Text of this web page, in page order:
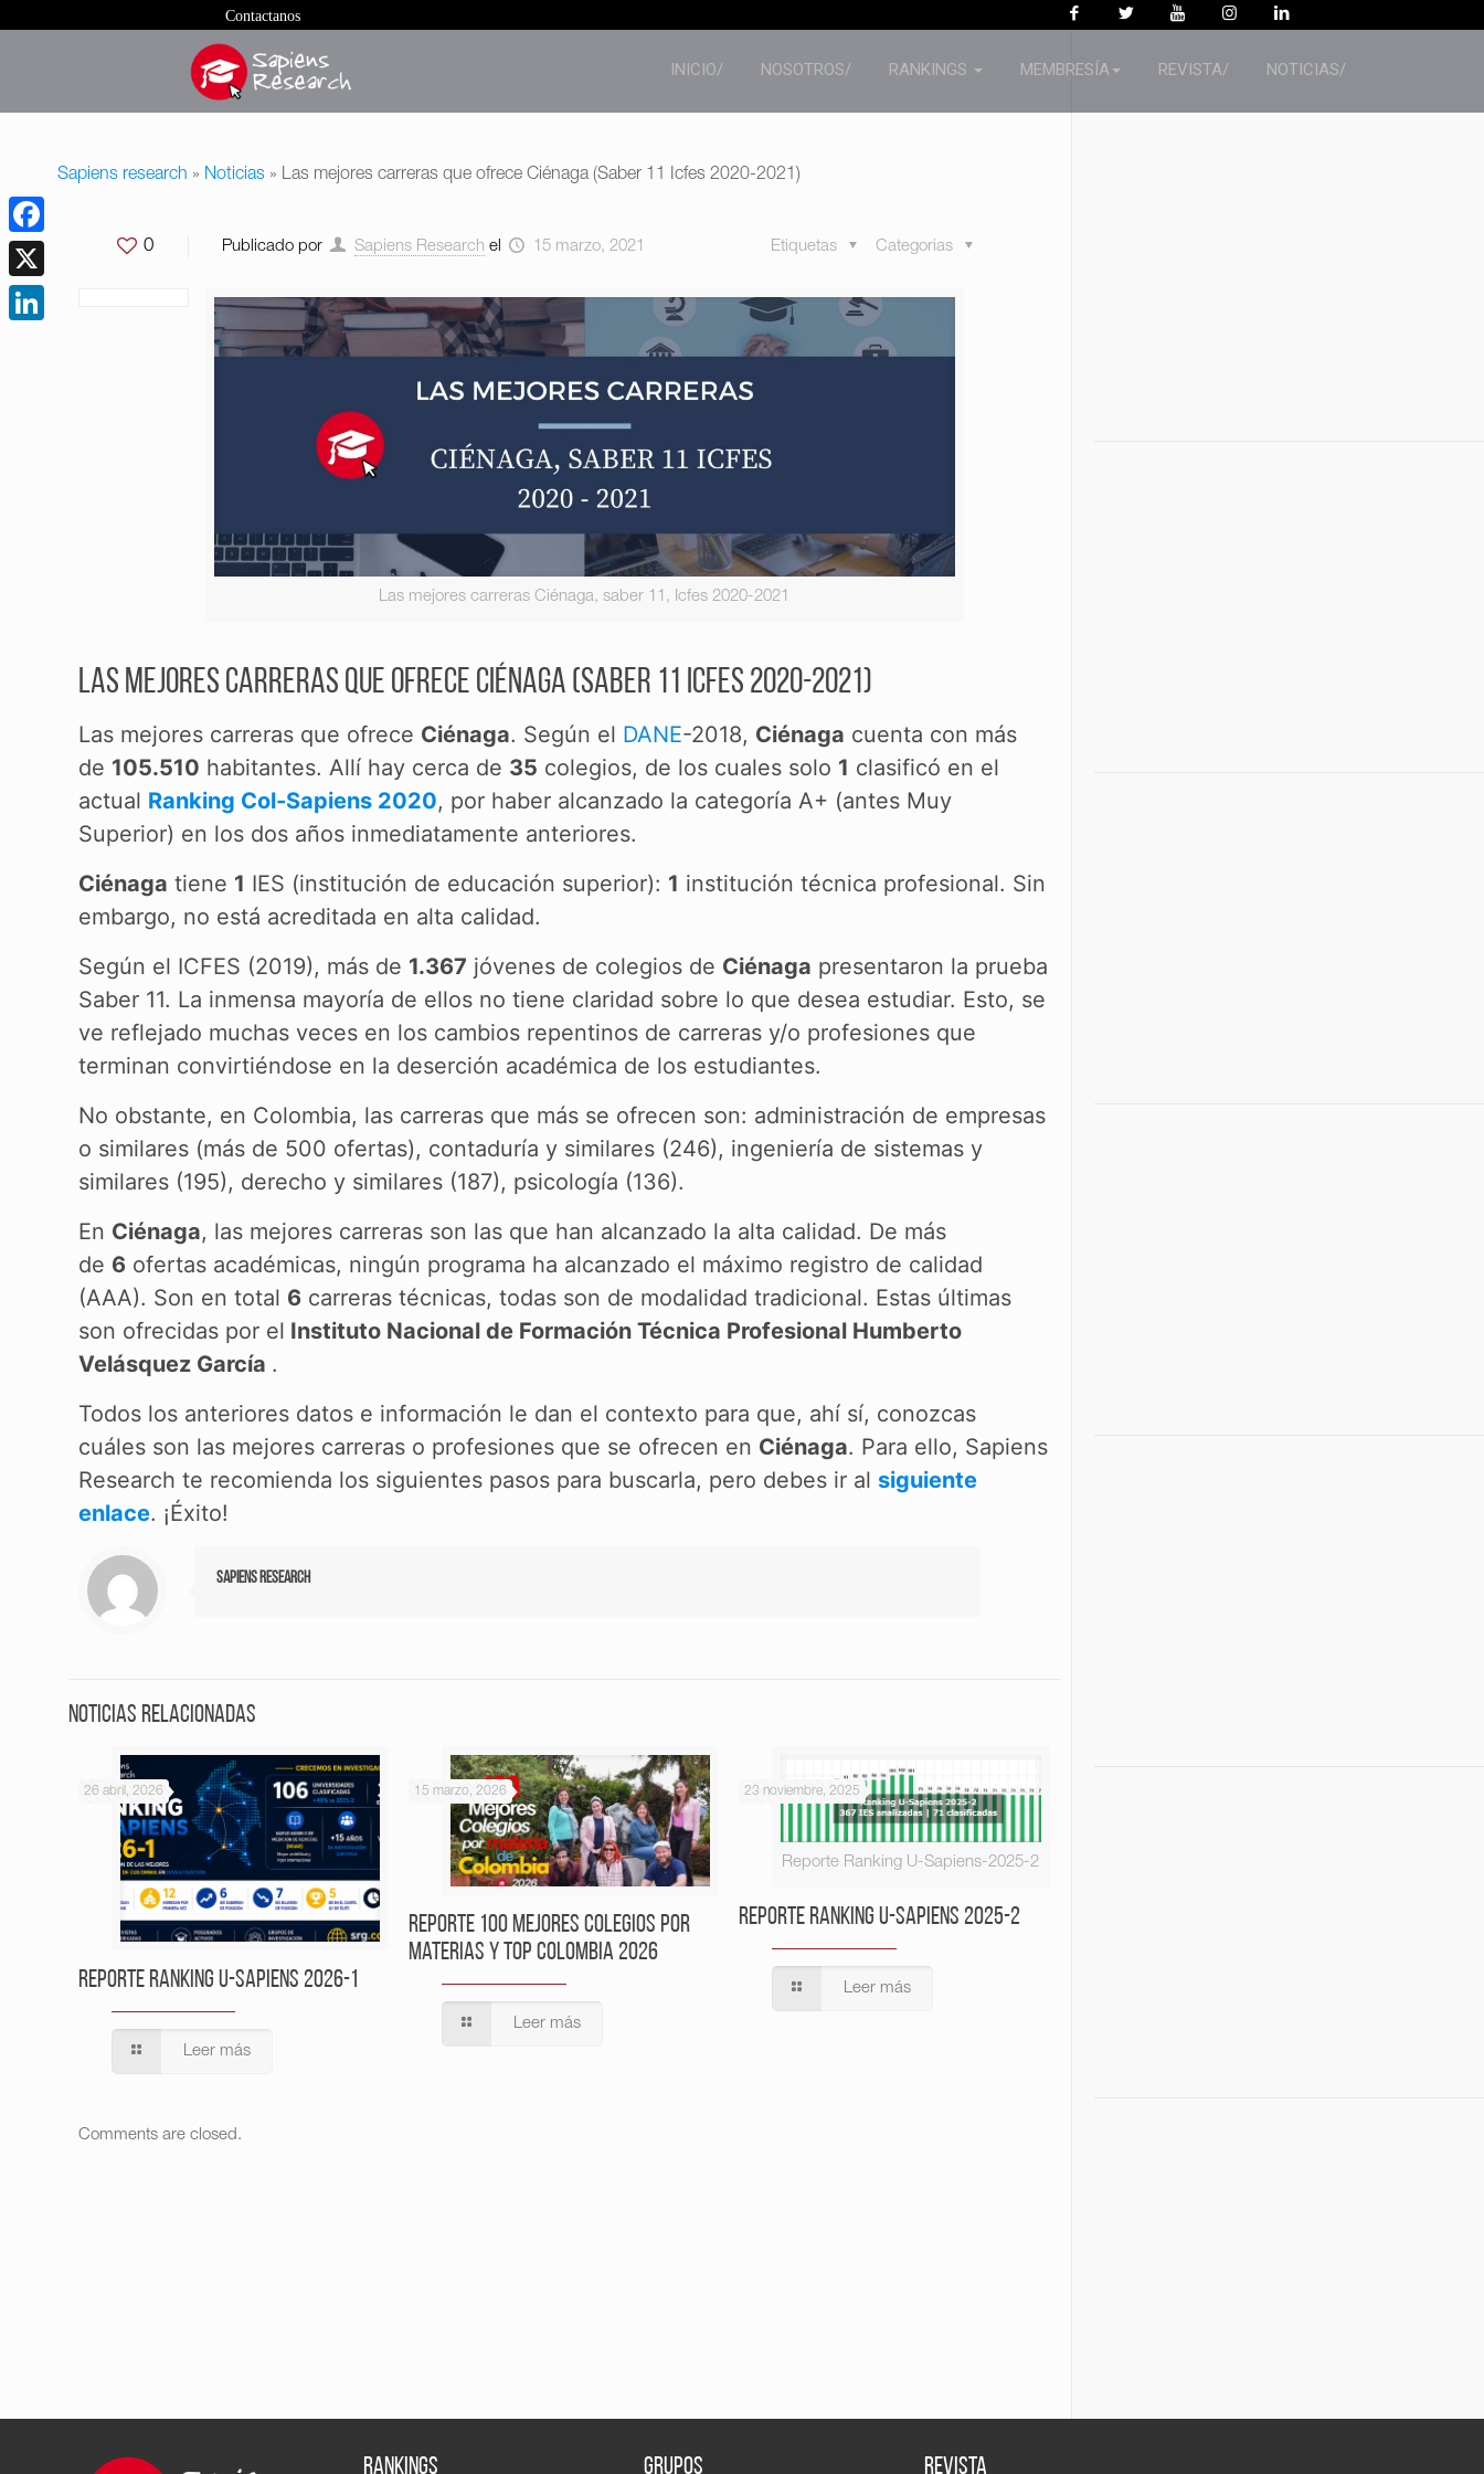
Contactanos
INICIO/ NOSOTROS/ RANKINGS MEMBRESÍA REVISTA/ NOTICIAS/
Sapiens research » Noticias » Las mejores carreras que ofrece Ciénaga (Saber 11 Icfes 2020-2021)
0 Publicado por Sapiens Research el 15 marzo, 2021 Categorias
Etiquetas
Las mejores carreras Ciénaga, saber 11, Icfes 2020-2021
Las mejores carreras que ofrece Ciénaga (Saber 11 Icfes 2020-2021)
Las mejores carreras que ofrece Ciénaga. Según el DANE-2018, Ciénaga cuenta con más
de 105.510 habitantes. Allí hay cerca de 35 colegios, de los cuales solo 1 clasificó en el
actual Ranking Col-Sapiens 2020, por haber alcanzado la categoría A+ (antes Muy
Superior) en los dos años inmediatamente anteriores.
Ciénaga tiene 1 IES (institución de educación superior): 1 institución técnica profesional. Sin
embargo, no está acreditada en alta calidad.
Según el ICFES (2019), más de 1.367 jóvenes de colegios de Ciénaga presentaron la prueba
Saber 11. La inmensa mayoría de ellos no tiene claridad sobre lo que desea estudiar. Esto, se
ve reflejado muchas veces en los cambios repentinos de carreras y/o profesiones que
terminan convirtiéndose en la deserción académica de los estudiantes.
No obstante, en Colombia, las carreras que más se ofrecen son: administración de empresas
o similares (más de 500 ofertas), contaduría y similares (246), ingeniería de sistemas y
similares (195), derecho y similares (187), psicología (136).
En Ciénaga, las mejores carreras son las que han alcanzado la alta calidad. De más
de 6 ofertas académicas, ningún programa ha alcanzado el máximo registro de calidad
(AAA). Son en total 6 carreras técnicas, todas son de modalidad tradicional. Estas últimas
son ofrecidas por el Instituto Nacional de Formación Técnica Profesional Humberto
Velásquez García .
Todos los anteriores datos e información le dan el contexto para que, ahí sí, conozcas
cuáles son las mejores carreras o profesiones que se ofrecen en Ciénaga. Para ello, Sapiens
Research te recomienda los siguientes pasos para buscarla, pero debes ir al siguiente
enlace. ¡Éxito!
Sapiens Research
Noticias relacionadas
26 abril, 2026
Reporte Ranking U-Sapiens 2026-1
Leer más
15 marzo, 2026
Reporte 100 Mejores Colegios por
Materias y Top Colombia 2026
Leer más
Reporte Ranking U-Sapiens-2025-2
23 noviembre, 2025
Reporte Ranking U-Sapiens 2025-2
Leer más
Comments are closed.
RANKINGS GRUPOS REVISTA
Facebook
X